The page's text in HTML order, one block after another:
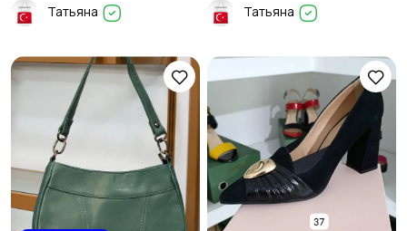
Татьяна Татьяна